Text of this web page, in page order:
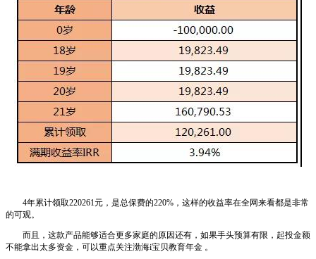
4年累计领取220261元，是总保费的220%，这样的收益率在全网来看都是非常
的可观。
而且，这款产品能够适合更多家庭的原因还有，如果手头预算有限，起投金额
不能拿出太多资金，可以重点关注渤海i宝贝教育年金 。